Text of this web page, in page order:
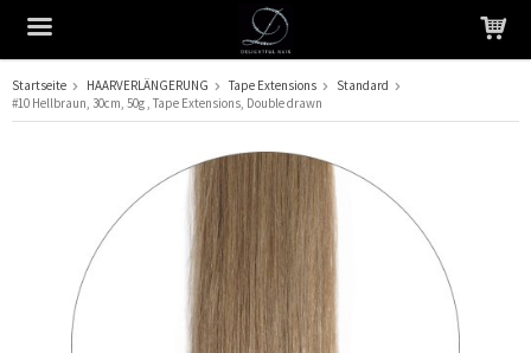
Das Produkt wurde in Ihren Warenkorb gelegt
Startseite HAARVERLÄNGERUNG Tape Extensions
Standard
#10 Hellbraun, 30cm, 50g , Tape Extensions, Double drawn